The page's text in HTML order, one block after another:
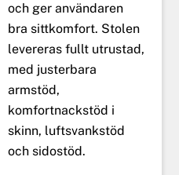
och ger användaren
bra sittkomfort. Stolen
levereras fullt utrustad,
med justerbara
armstöd,
komfortnackstöd i
skinn, luftsvankstöd
och sidostöd.